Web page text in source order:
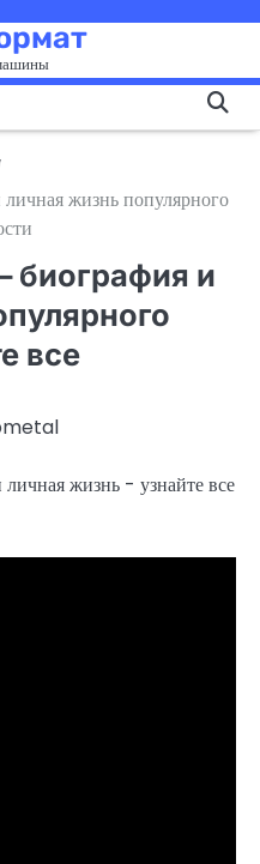
жизнь популярного
и
все